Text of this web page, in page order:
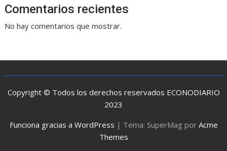
Comentarios recientes
No hay comentarios que mostrar.
Copyright © Todos los derechos reservados ECONODIARIO
2023
Funciona gracias a WordPress | Tema: SuperMag por Acme
Themes